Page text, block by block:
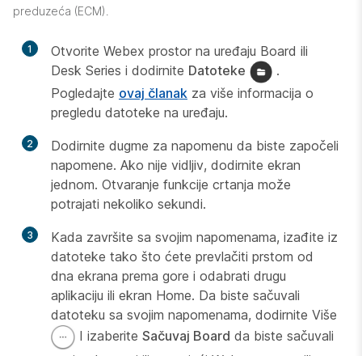
preduzeća (ECM).
1
Otvorite Webex prostor na uređaju Board ili
Desk Series i dodirnite Datoteke
.
Pogledajte ovaj članak za više informacija o
pregledu datoteke na uređaju.
2
Dodirnite dugme za napomenu da biste započeli
napomene. Ako nije vidljiv, dodirnite ekran
jednom. Otvaranje funkcije crtanja može
potrajati nekoliko sekundi.
3
Kada završite sa svojim napomenama, izađite iz
datoteke tako što ćete prevlačiti prstom od
dna ekrana prema gore i odabrati drugu
aplikaciju ili ekran Home. Da biste sačuvali
datoteku sa svojim napomenama, dodirnite Više
I izaberite Sačuvaj Board da biste sačuvali